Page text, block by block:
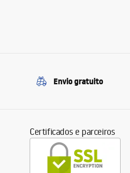
Envio gratuito
Certificados e parceiros